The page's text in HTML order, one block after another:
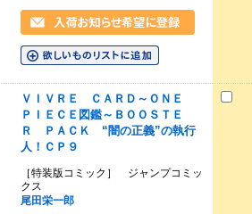
ＶＩＶＲＥ ＣＡＲＤ～ＯＮＥ
ＰＩＥＣＥ図鑑～ＢＯＯＳＴＥ
Ｒ ＰＡＣＫ “闇の正義”の執行
人！ＣＰ９
［特装版コミック］ ジャンプコミッ
クス
尾田栄一郎